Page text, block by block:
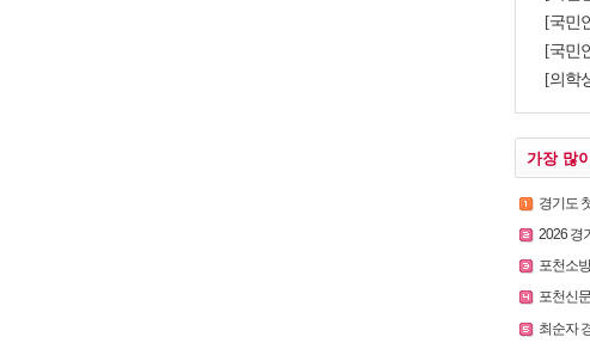
[국민
[국민
[의학
가장 많
경기도
2026 경기도
포천소
포천신
최순자 경